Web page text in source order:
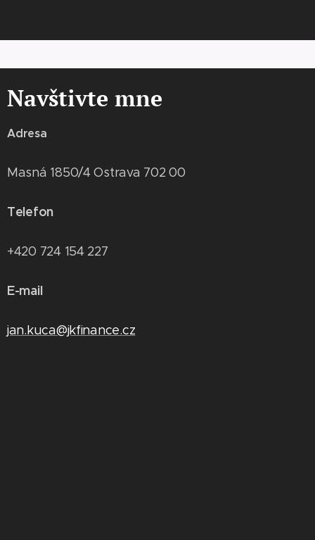
Navštivte mne
Adresa
Masná 1850/4 Ostrava 702 00
Telefon
+420 724 154 227
E-mail
jan.kuca@jkfinance.cz